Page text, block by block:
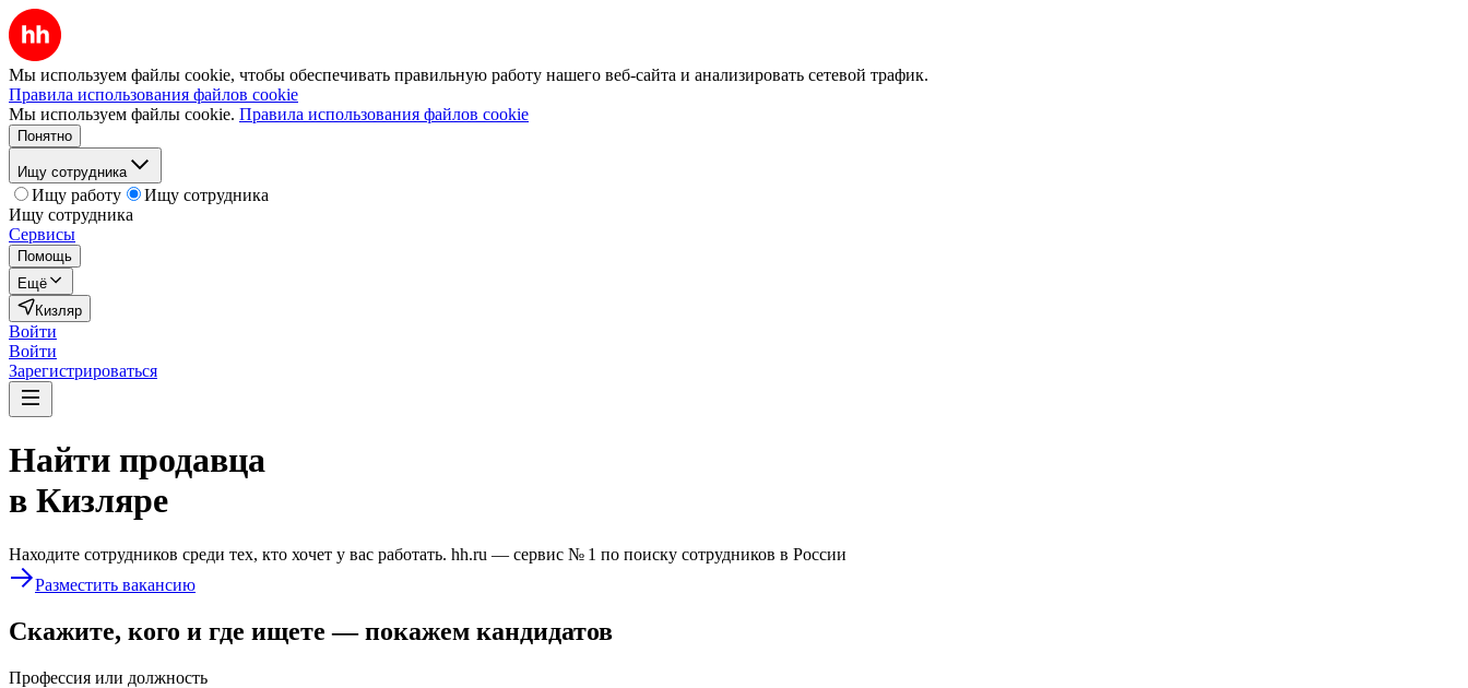
Мы используем файлы cookie, чтобы обеспечивать правильную работу нашего веб-сайта и анализировать сетевой трафик.
Правила использования файлов cookie
Мы используем файлы cookie. Правила использования файлов cookie
Понятно
Ищу сотрудника
Ищу работу
Ищу сотрудника
Ищу сотрудника
Сервисы
Помощь
Ещё
Кизляр
Войти
Войти
Зарегистрироваться
Найти продавца
в Кизляре
Находите сотрудников среди тех, кто хочет у вас работать. hh.ru — сервис № 1 по поиску сотрудников в России
Разместить вакансию
Скажите, кого и где ищете — покажем кандидатов
Профессия или должность